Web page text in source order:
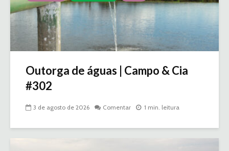
Outorga de águas | Campo & Cia
#302
3 de agosto de 2026 Comentar 1 min. leitura